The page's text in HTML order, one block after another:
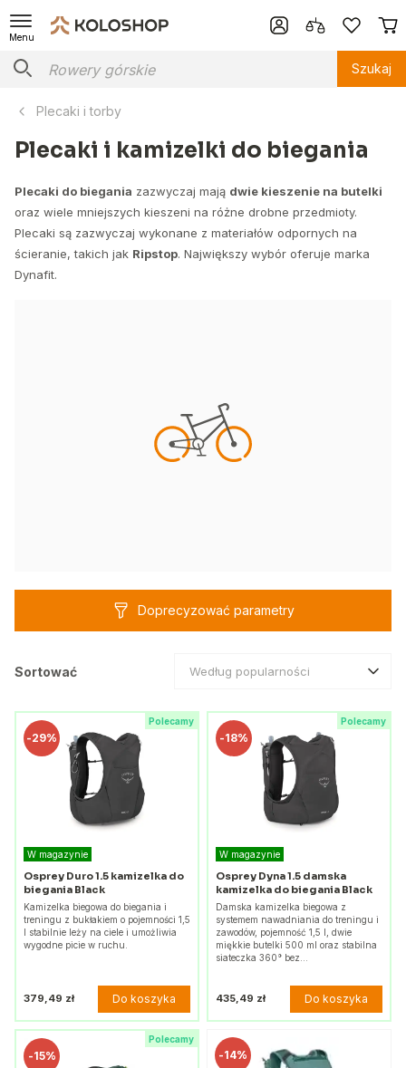
Menu
Szukaj
Plecaki i torby
Plecaki i kamizelki do biegania
Plecaki do biegania zazwyczaj mają dwie kieszenie na butelki
oraz wiele mniejszych kieszeni na różne drobne przedmioty.
Plecaki są zazwyczaj wykonane z materiałów odpornych na
ścieranie, takich jak Ripstop. Największy wybór oferuje marka
Dynafit.
Doprecyzować parametry
Sortować Według popularności
Polecamy
-29%
W magazynie
Osprey Duro 1.5 kamizelka do
biegania Black
Kamizelka biegowa do biegania i
treningu z bukłakiem o pojemności 1,5
l stabilnie leży na ciele i umożliwia
wygodne picie w ruchu.
379,49 zł Do koszyka
Polecamy
-18%
W magazynie
Osprey Dyna 1.5 damska
kamizelka do biegania Black
Damska kamizelka biegowa z
systemem nawadniania do treningu i
zawodów, pojemność 1,5 l, dwie
miękkie butelki 500 ml oraz stabilna
siateczka 360° bez…
435,49 zł Do koszyka
Polecamy
-15% -14%